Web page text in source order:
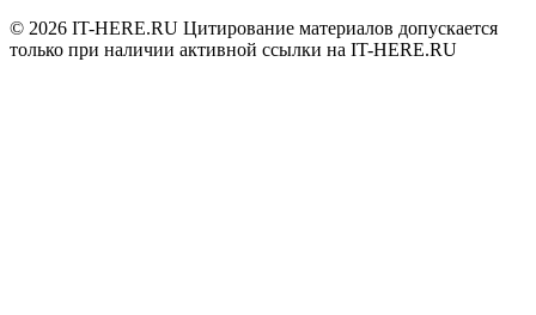
© 2026 IT-HERE.RU Цитирование материалов допускается
только при наличии активной ссылки на IT-HERE.RU